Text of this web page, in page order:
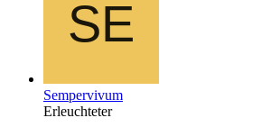
Sempervivum
Erleuchteter